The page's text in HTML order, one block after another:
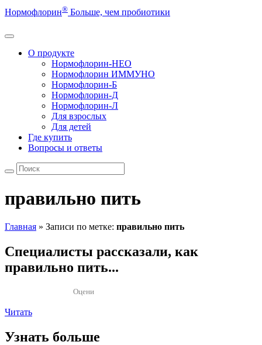
Нормофлорин® Больше, чем пробиотики
О продукте
Нормофлорин-НЕО
Нормофлорин ИММУНО
Нормофлорин-Б
Нормофлорин-Д
Нормофлорин-Л
Для взрослых
Для детей
Где купить
Вопросы и ответы
правильно пить
Главная » Записи по метке: правильно пить
Специалисты рассказали, как
правильно пить...
Оцени
Читать
Узнать больше